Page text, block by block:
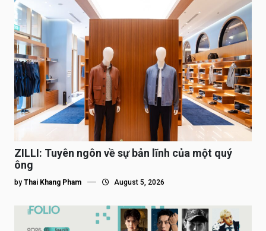
ZILLI: Tuyên ngôn về sự bản lĩnh của một quý
ông
by Thai Khang Pham August 5, 2026